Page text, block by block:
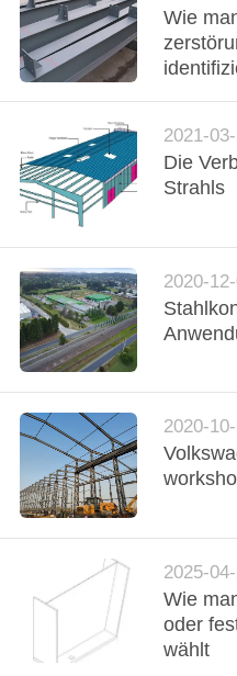
NEUIGKEITEN
FÄLLE
SITEMAP
Wie
2021-
Die
Strahls
2020-12-
2020-
2025-
Wie
oder
wählt